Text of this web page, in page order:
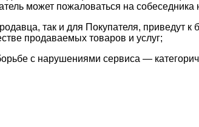
может пожаловаться на
так и для Покупателя, приведут
продаваемых товаров и услуг;
с нарушениями сервиса —